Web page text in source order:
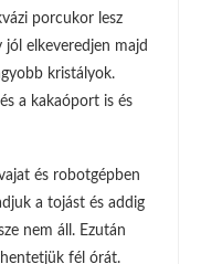
porcukor lesz
jól elkeveredjen majd
kristályok.
a kakaóport is és
és robotgépben
a tojást és addig
nem áll. Ezután
fél órát.